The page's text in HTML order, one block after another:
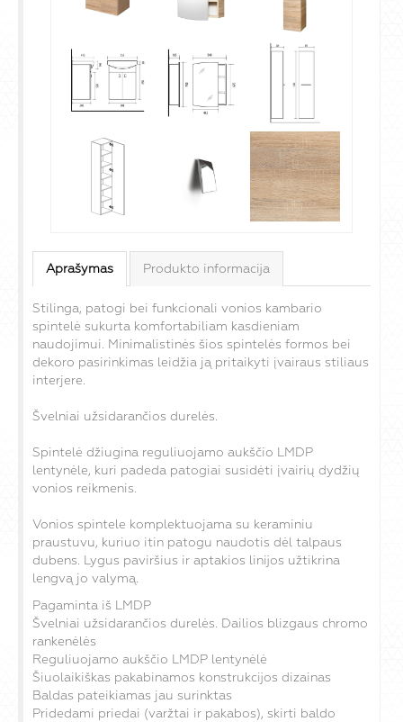
Aprašymas Produkto informacija
Stilinga, patogi bei funkcionali vonios kambario
spintelė sukurta komfortabiliam kasdieniam
naudojimui. Minimalistinės šios spintelės formos bei
dekoro pasirinkimas leidžia ją pritaikyti įvairaus stiliaus
interjere.
Švelniai užsidarančios durelės.
Spintelė džiugina reguliuojamo aukščio LMDP
lentynėle, kuri padeda patogiai susidėti įvairių dydžių
vonios reikmenis.
Vonios spintele komplektuojama su keraminiu
praustuvu, kuriuo itin patogu naudotis dėl talpaus
dubens. Lygus paviršius ir aptakios linijos užtikrina
lengvą jo valymą.
Pagaminta iš LMDP
Švelniai užsidarančios durelės. Dailios blizgaus chromo
rankenėlės
Reguliuojamo aukščio LMDP lentynėlė
Šiuolaikiškas pakabinamos konstrukcijos dizainas
Baldas pateikiamas jau surinktas
Pridedami priedai (varžtai ir pakabos), skirti baldo